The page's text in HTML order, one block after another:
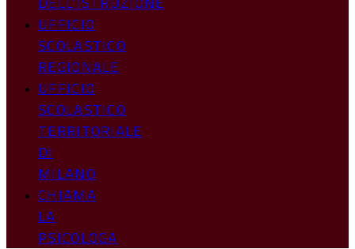
UFFICIO
SCOLASTICO
REGIONALE
UFFICIO
SCOLASTICO
TERRITORIALE
DI
MILANO
CHIAMA
LA
PSICOLOGA